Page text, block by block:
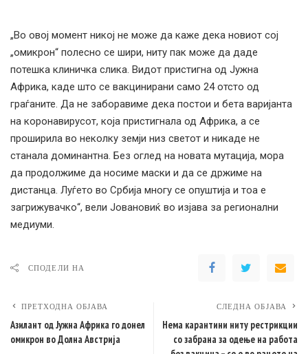
„Во овој момент никој не може да каже дека новиот сој
„омикрон“ полесно се шири, ниту пак може да даде
потешка клиничка слика. Видот пристигна од Јужна
Африка, каде што се вакцинирани само 24 отсто од
граѓаните. Да не заборавиме дека постои и бета варијанта
на коронавирусот, која пристигнала од Африка, а се
проширила во неколку земји низ светот и никаде не
станала доминантна. Без оглед на новата мутација, мора
да продолжиме да носиме маски и да се држиме на
дистанца. Луѓето во Србија многу се опуштија и тоа е
загрижувачко“, вели Јовановиќ во изјава за регионални
медиуми.
СПОДЕЛИ НА
ПРЕТХОДНА ОБЈАВА
Азилант од Јужна Африка го донел
омикрон во Долна Австрија
СЛЕДНА ОБЈАВА
Нема карантини ниту рестрикции
со забрана за одење на работа